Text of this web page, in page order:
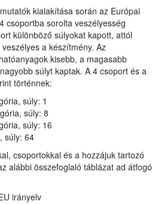
kialakítása során az Európai
csoportba sorolta veszélyesség
különböző súlyokat kapott, attól
a készítmény. Az
kisebb, a magasabb
súlyt kaptak. A 4 csoport és a
történnek:
súly: 1
súly: 8
súly: 16
súly: 64
csoportokkal és a hozzájuk tartozó
alábbi összefoglaló táblázat ad átfogó
irányelv